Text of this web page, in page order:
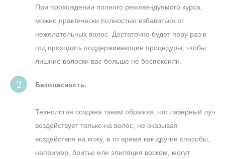
При прохождении полного рекомендуемого курса,
можно практически полностью избавиться от
нежелательных волос. Достаточно будет пару раз в
год проходить поддерживающие процедуры, чтобы
лишние волоски вас больше не беспокоили.
Безопасность.
Технология создана таким образом, что лазерный луч
воздействует только на волос, не оказывая
воздействия на кожу, в то время как другие способы,
например, бритье или эпиляция воском, могут